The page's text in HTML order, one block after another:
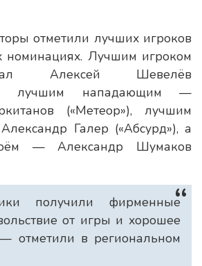
отметили лучших игроков
номинациях. Лучшим игроком
Алексей Шевелёв
лучшим нападающим —
(«Метеор»), лучшим
Галер («Абсурд»), а
— Александр Шумаков
получили фирменные
от игры и хорошее
— отметили в региональном